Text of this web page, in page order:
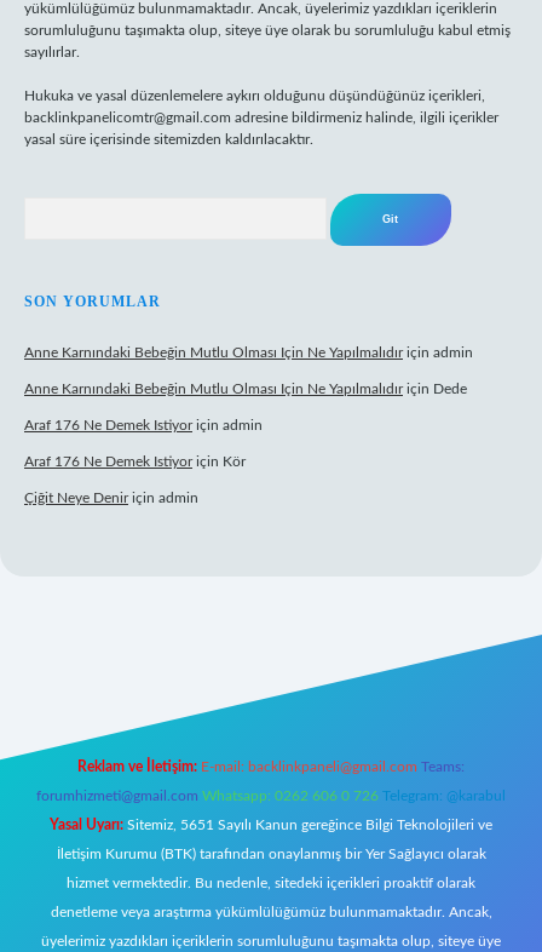
yükümlülüğümüz bulunmamaktadır. Ancak, üyelerimiz yazdıkları içeriklerin
sorumluluğunu taşımakta olup, siteye üye olarak bu sorumluluğu kabul etmiş
sayılırlar.
Hukuka ve yasal düzenlemelere aykırı olduğunu düşündüğünüz içerikleri,
backlinkpanelicomtr@gmail.com adresine bildirmeniz halinde, ilgili içerikler
yasal süre içerisinde sitemizden kaldırılacaktır.
SON YORUMLAR
Anne Karnındaki Bebeğin Mutlu Olması Için Ne Yapılmalıdıriçin admin
Anne Karnındaki Bebeğin Mutlu Olması Için Ne Yapılmalıdıriçin Dede
Araf 176 Ne Demek Istiyoriçin admin
Araf 176 Ne Demek Istiyoriçin Kör
Çiğit Neye Deniriçin admin
Reklam ve İletişim: E-mail: backlinkpaneli@gmail.com Teams:
forumhizmeti@gmail.com Whatsapp: 0262 606 0 726 Telegram: @karabul
Yasal Uyarı: Sitemiz, 5651 Sayılı Kanun gereğince Bilgi Teknolojileri ve
İletişim Kurumu (BTK) tarafından onaylanmış bir Yer Sağlayıcı olarak
hizmet vermektedir. Bu nedenle, sitedeki içerikleri proaktif olarak
denetleme veya araştırma yükümlülüğümüz bulunmamaktadır. Ancak,
üyelerimiz yazdıkları içeriklerin sorumluluğunu taşımakta olup, siteye üye